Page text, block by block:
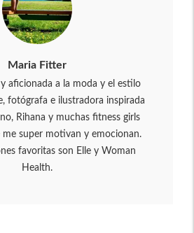
Maria Fitter
aficionada a la moda y el estilo
fotógrafa e ilustradora inspirada
Rihana y muchas fitness girls
me super motivan y emocionan.
favoritas son Elle y Woman
Health.